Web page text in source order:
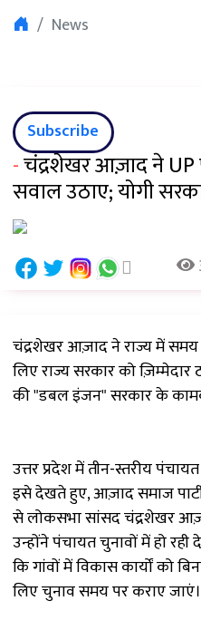
News
Subscribe
-चंद्रशेखर आज़ाद ने UP
सवाल उठाए; योगी
चंद्रशेखर आज़ाद ने राज्य में
लिए राज्य सरकार को
की "डबल इंजन" सरकार के
उत्तर प्रदेश में तीन-स्तरीय
इसे देखते हुए, आज़ाद समाज पार्टी
से लोकसभा सांसद चंद्रशेखर
उन्होंने पंचायत चुनावों में हो
कि गांवों में विकास कार्यों को
लिए चुनाव समय पर कराए जाएं।